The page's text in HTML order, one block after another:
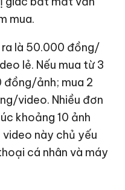
mua.
ra là 50.000 đồng/
lẻ. Nếu mua từ 3
đồng/ảnh; mua 2
video. Nhiều đơn
khoảng 10 ảnh
này chủ yếu
cá nhân và máy